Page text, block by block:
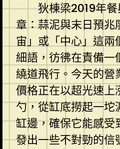
狄棟梁2019年
章：蒜泥與末日預
宙」或「中心」這
細語，彷彿在責備一
繞道飛行。今天的
價格正在以超光速上
勺，從缸底撈起一
缸邊，確保它能感
發出一些不對勁的